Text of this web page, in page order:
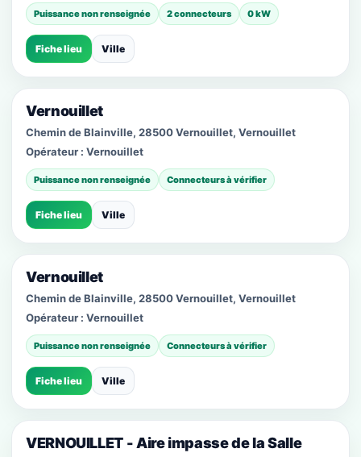
Puissance non renseignée 2 connecteurs 0 kW
Fiche lieu Ville
Vernouillet
Chemin de Blainville, 28500 Vernouillet, Vernouillet
Opérateur : Vernouillet
Puissance non renseignée Connecteurs à vérifier
Fiche lieu Ville
Vernouillet
Chemin de Blainville, 28500 Vernouillet, Vernouillet
Opérateur : Vernouillet
Puissance non renseignée Connecteurs à vérifier
Fiche lieu Ville
VERNOUILLET - Aire impasse de la Salle